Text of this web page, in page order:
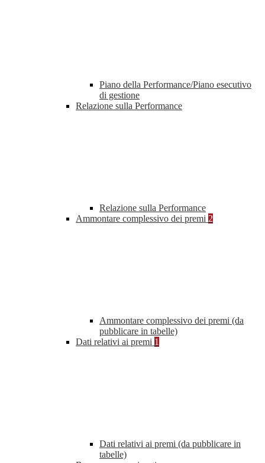
Piano della Performance/Piano esecutivo
di gestione
Relazione sulla Performance
Relazione sulla Performance
Ammontare complessivo dei premi 2
Ammontare complessivo dei premi (da
pubblicare in tabelle)
Dati relativi ai premi 1
Dati relativi ai premi (da pubblicare in
tabelle)